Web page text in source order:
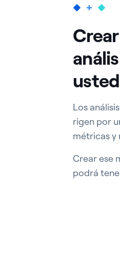
Los
rigen por
métricas y
Crear ese
podrá